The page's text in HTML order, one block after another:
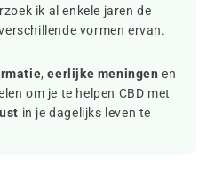
ik al enkele jaren de
vormen ervan.
,eerlijke meningen en
om je te helpen CBD met
in je dagelijks leven te